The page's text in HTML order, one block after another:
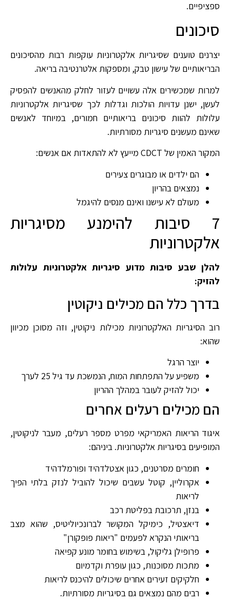
ספציפיים.
סיכונים
יצרנים טוענים שסיגריות אלקטרוניות עוקפות רבות מהסיכונים
הבריאותיים של עישון טבק, ומספקות אלטרנטיבה בריאה.
למרות שמכשירים אלה עשויים לעזור לחלק מהאנשים להפסיק
לעשן, ישנן עדויות הולכות וגדלות לכך שסיגריות אלקטרוניות
עלולות להוות סיכונים בריאותיים חמורים, במיוחד לאנשים
שאינם מעשנים סיגריות מסורתיות.
המקור האמין של CDCT מייעץ לא להתאדות אם אנשים:
הם ילדים או מבוגרים צעירים
נמצאים בהריון
מעולם לא עישנו ואינם מנסים להיגמל
7 סיבות להימנע מסיגריות
אלקטרוניות
להלן שבע סיבות מדוע סיגריות אלקטרוניות עלולות
להזיק:
בדרך כלל הם מכילים ניקוטין
רוב הסיגריות האלקטרוניות מכילות ניקוטין, וזה מסוכן מכיוון
שהוא:
יוצר הרגל
משפיע על התפתחות המוח, הנמשכת עד גיל 25 לערך
יכול להזיק לעובר במהלך ההריון
הם מכילים רעלים אחרים
איגוד הריאות האמריקאי מפרט מספר רעלים, מעבר לניקוטין,
המופיעים בסיגריות אלקטרוניות. ביניהם:
חומרים מסרטנים, כגון אצטלדהיד ופורמלדהיד
אקרוליין, קוטל עשבים שיכול להוביל לנזק בלתי הפיך
לריאות
בנזן, תרכובת בפליטת רכב
דיאצטיל, כימיקל המקושר לברונכיוליטיס, שהוא מצב
בריאותי הנקרא לפעמים "ריאות פופקורן"
פרופילן גליקול, בשימוש בחומר מונע קפיאה
מתכות מסוכנות, כגון עופרת וקדמיום
חלקיקים זעירים אחרים שיכולים להיכנס לריאות
רבים מהם נמצאים גם בסיגריות מסורתיות.